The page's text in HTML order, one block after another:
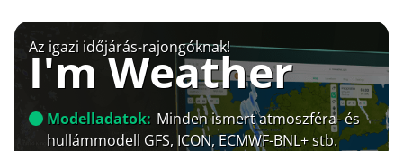
Az igazi időjárás-rajongóknak!
I'm Weather
Modelladatok: Minden ismert atmoszféra- és
hullámmodell GFS, ICON, ECMWF-BNL+ stb.